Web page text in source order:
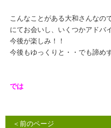
こんなことがある大和さんなの
にてお会いし、いくつかアドバ
今後が楽しみ！！
今後もゆっくりと・・でも諦め
では
＜前のページ